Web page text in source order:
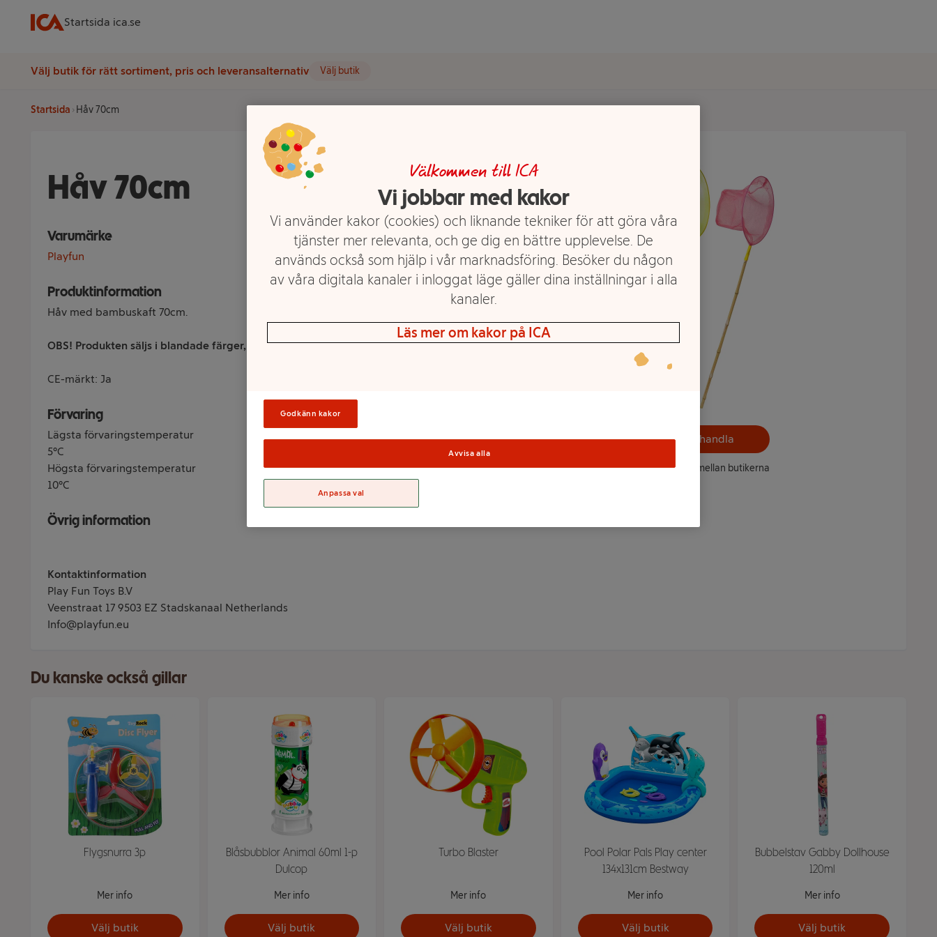
Startsida ica.se
Välj butik för rätt sortiment, pris och leveransalternativ Välj butik
Startsida Håv 70cm
Håv 70cm
Varumärke
Playfun
Produktinformation
Håv med bambuskaft 70cm.
OBS! Produkten säljs i blandade färger, färg kan ej väljas vid köp.
CE-märkt: Ja
Förvaring
Lägsta förvaringstemperatur
5°C
Högsta förvaringstemperatur
10°C
Övrig information
Kontaktinformation
Play Fun Toys B.V
Veenstraat 17 9503 EZ Stadskanaal Netherlands
Info@playfun.eu
Välj butik och handla
Sortimentet kan variera mellan butikerna
Du kanske också gillar
Flygsnurra 3p
Mer info
Välj butik
Blåsbubblor Animal 60ml 1-p
Dulcop
Mer info
Välj butik
Turbo Blaster
Mer info
Välj butik
Pool Polar Pals Play center
134x131cm Bestway
Mer info
Välj butik
Bubbelstav Gabby Dollhouse
120ml
Mer info
Välj butik
Välkommen till ICA
Vi jobbar med kakor
Vi använder kakor (cookies) och liknande tekniker för att göra våra
tjänster mer relevanta, och ge dig en bättre upplevelse. De
används också som hjälp i vår marknadsföring. Besöker du någon
av våra digitala kanaler i inloggat läge gäller dina inställningar i alla
kanaler.
Läs mer om kakor på ICA
Godkänn kakor
Avvisa alla
Anpassa val